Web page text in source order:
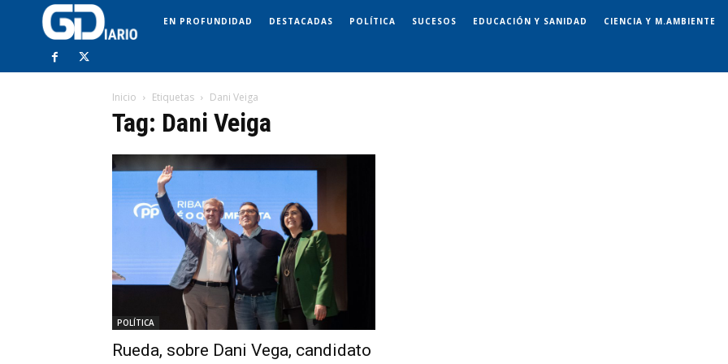
EN PROFUNDIDAD DESTACADAS POLÍTICA SUCESOS EDUCACIÓN Y SANIDAD CIENCIA Y M.AMBIENTE
Inicio Etiquetas Dani Veiga
Tag: Dani Veiga
POLÍTICA
Rueda, sobre Dani Vega, candidato